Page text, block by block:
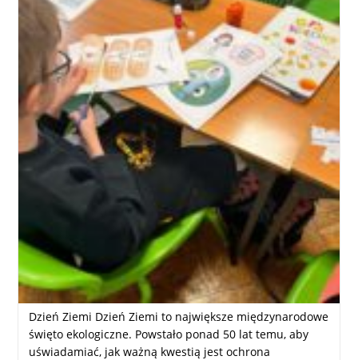
Dzień Ziemi Dzień Ziemi to największe międzynarodowe
święto ekologiczne. Powstało ponad 50 lat temu, aby
uświadamiać, jak ważną kwestią jest ochrona